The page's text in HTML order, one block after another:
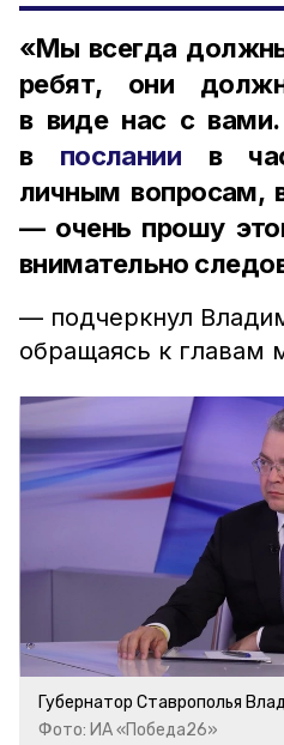
«Мы всегда
ребят, они
в виде нас с
в послании в
личным вопросам,
— очень прошу
внимательно
— подчеркнул
обращаясь к главам
Губернатор Ставрополья
Фото: ИА «Победа26»